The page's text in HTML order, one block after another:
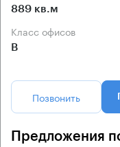
889 кв.м
Класс офисов
B
Позвонить
Предложения